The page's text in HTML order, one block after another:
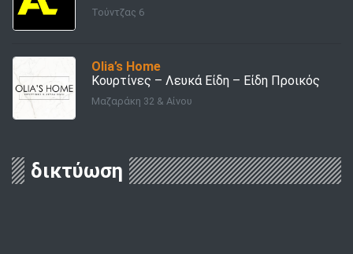
Τούντζας 6
Olia’s Home
Κουρτίνες – Λευκά Είδη – Είδη Προικός
Μαζαράκη 32 & Αίνου
δικτύωση